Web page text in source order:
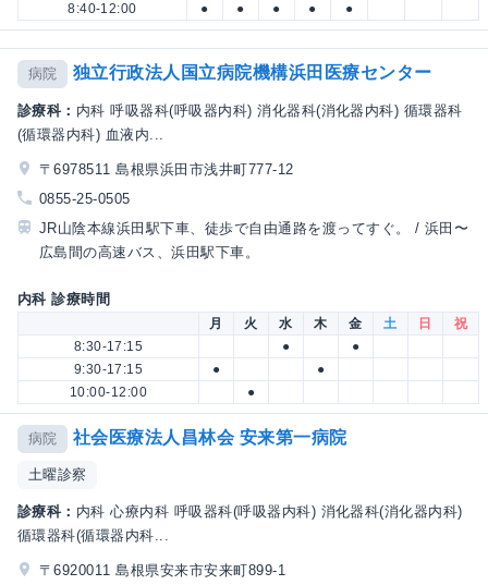
8:40-12:00
● ● ● ● ●
病院 独立行政法人国立病院機構浜田医療センター
診療科： 内科 呼吸器科(呼吸器内科) 消化器科(消化器内科) 循環器科
(循環器内科) 血液内...
〒6978511 島根県浜田市浅井町777-12
0855-25-0505
JR山陰本線浜田駅下車、徒歩で自由通路を渡ってすぐ。 / 浜田〜
広島間の高速バス、浜田駅下車。
内科 診療時間
月 火 水 木 金 土 日
祝
8:30-17:15
●
●
9:30-17:15
●
●
10:00-12:00
●
病院 社会医療法人昌林会 安来第一病院
土曜診察
診療科： 内科 心療内科 呼吸器科(呼吸器内科) 消化器科(消化器内科)
循環器科(循環器内科...
〒6920011 島根県安来市安来町899-1